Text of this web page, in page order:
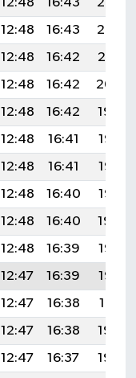
12:48 16:43
20:03
12:48 16:43
20:02
12:48 16:42
20:01
12:48 16:42
20:00
12:48 16:42
19:59
12:48 16:41
19:58
12:48 16:41
19:57
12:48 16:40
19:56
12:48 16:40
19:54
12:48 16:39
19:53
12:47 16:39
19:52
12:47 16:38
19:51
12:47 16:38
19:49
12:47 16:37
19:48